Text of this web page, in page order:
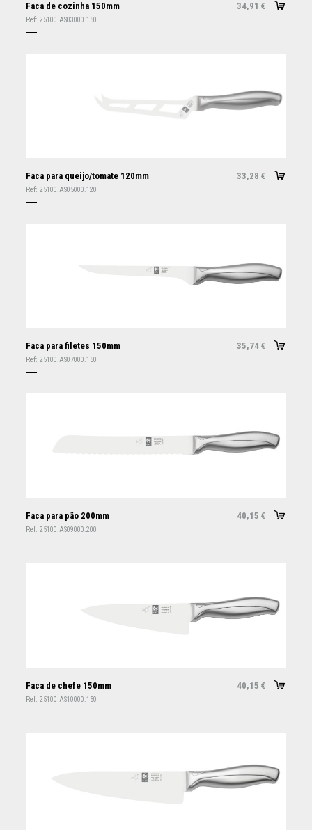
Faca de cozinha 150mm 34,91 €
Ref: 25100.AS03000.150
Faca para queijo/tomate 120mm 33,28 €
Ref: 25100.AS05000.120
Faca para filetes 150mm 35,74 €
Ref: 25100.AS07000.150
Faca para pão 200mm 40,15 €
Ref: 25100.AS09000.200
Faca de chefe 150mm 40,15 €
Ref: 25100.AS10000.150